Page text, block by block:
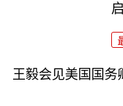
王毅会见美国国务